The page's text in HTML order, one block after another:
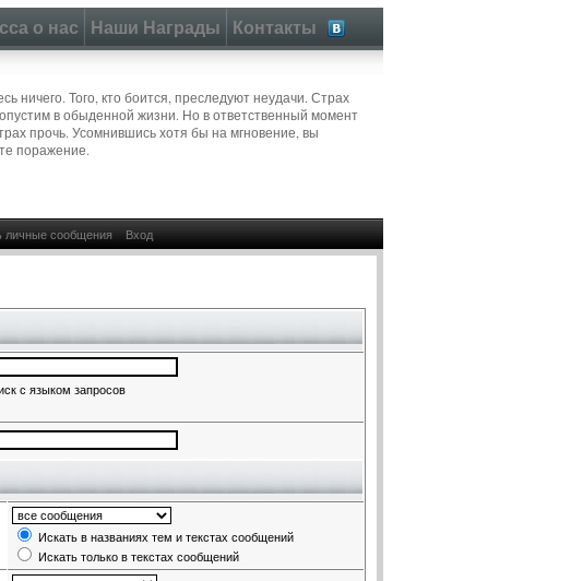
о нас Наши Награды Контакты
ничего. Того, кто боится, преследуют неудачи. Страх
в обыденной жизни. Но в ответственный момент
прочь. Усомнившись хотя бы на мгновение, вы
поражение.
личные сообщения Вход
с языком запросов
Искать в названиях тем и текстах сообщений
Искать только в текстах сообщений